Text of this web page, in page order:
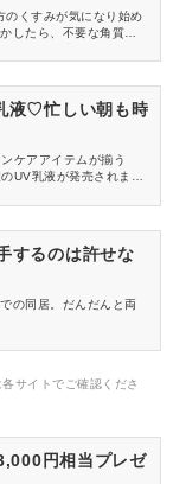
くすみが気になり始め
したら、不要な角質が
「オバジC酵素洗顔パウ
液♡忙しい朝も時
ケアアイテムが揃う
UV乳液が発売されまし
」の魅力を深堀りしま
するのは許せな
の同居。だんだんと両
サイトでご確認くださ
円相当プレゼ